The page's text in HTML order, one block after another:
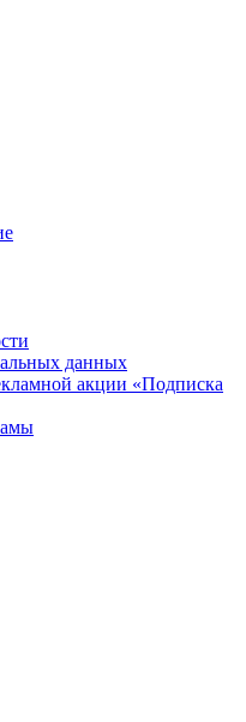
данных
акции «Подписка